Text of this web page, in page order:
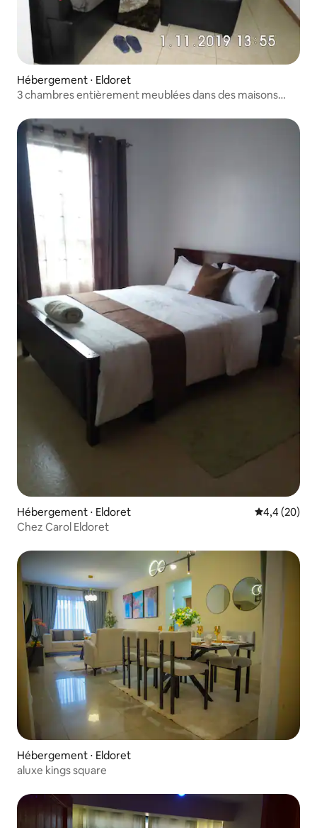
Hébergement ⋅ Eldoret
3 chambres entièrement meublées dans des maisons
Hébergement ⋅ Eldoret Évaluation
4,4 (20)
Chez Carol Eldoret
Hébergement ⋅ Eldoret
aluxe kings square